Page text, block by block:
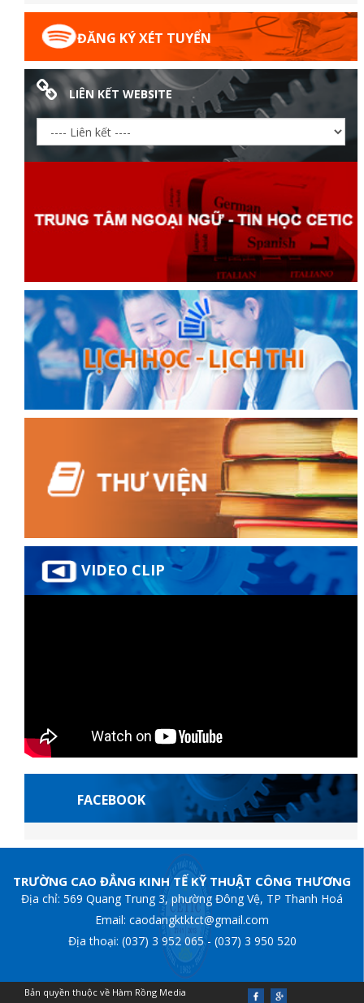
ĐĂNG KÝ XÉT TUYỂN
LIÊN KẾT WEBSITE
VIDEO CLIP
FACEBOOK
TRƯỜNG CAO ĐẲNG KINH TẾ KỸ THUẬT CÔNG THƯƠNG
Địa chỉ: 569 Quang Trung 3, phường Đông Vệ, TP Thanh Hoá
Email: caodangktktct@gmail.com
Địa thoại: (037) 3 952 065 - (037) 3 950 520
Bản quyền thuộc về Hàm Rồng Media
Escortes françaises